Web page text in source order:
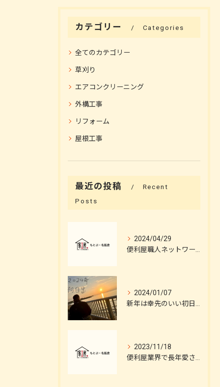
カテゴリー Categories
全てのカテゴリー
草刈り
エアコンクリーニング
外構工事
リフォーム
屋根工事
最近の投稿
Recent
Posts
2024/04/29
2024/01/07
2023/11/18